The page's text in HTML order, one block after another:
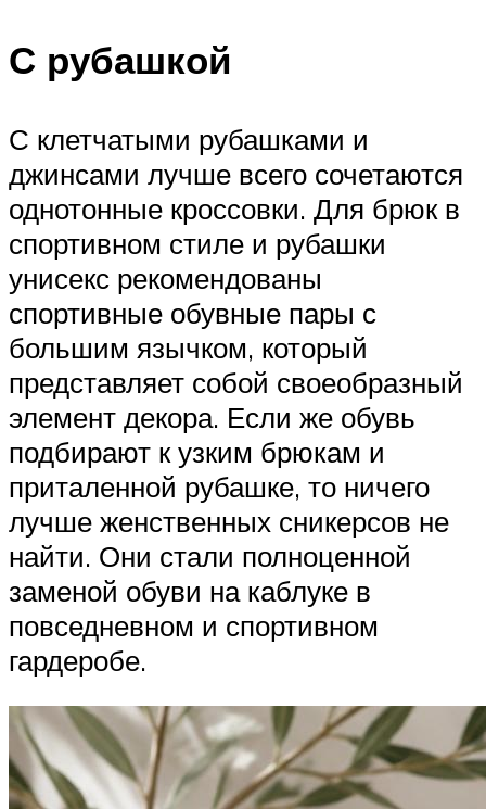
С рубашкой
С клетчатыми рубашками и
джинсами лучше всего сочетаются
однотонные кроссовки. Для брюк в
спортивном стиле и рубашки
унисекс рекомендованы
спортивные обувные пары с
большим язычком, который
представляет собой своеобразный
элемент декора. Если же обувь
подбирают к узким брюкам и
приталенной рубашке, то ничего
лучше женственных сникерсов не
найти. Они стали полноценной
заменой обуви на каблуке в
повседневном и спортивном
гардеробе.